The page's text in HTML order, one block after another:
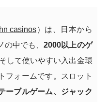
casinos）は、日本から
の中でも、2000以上のゲ
して使いやすい入出金環
フォームです。スロット
ーブルゲーム、ジャック